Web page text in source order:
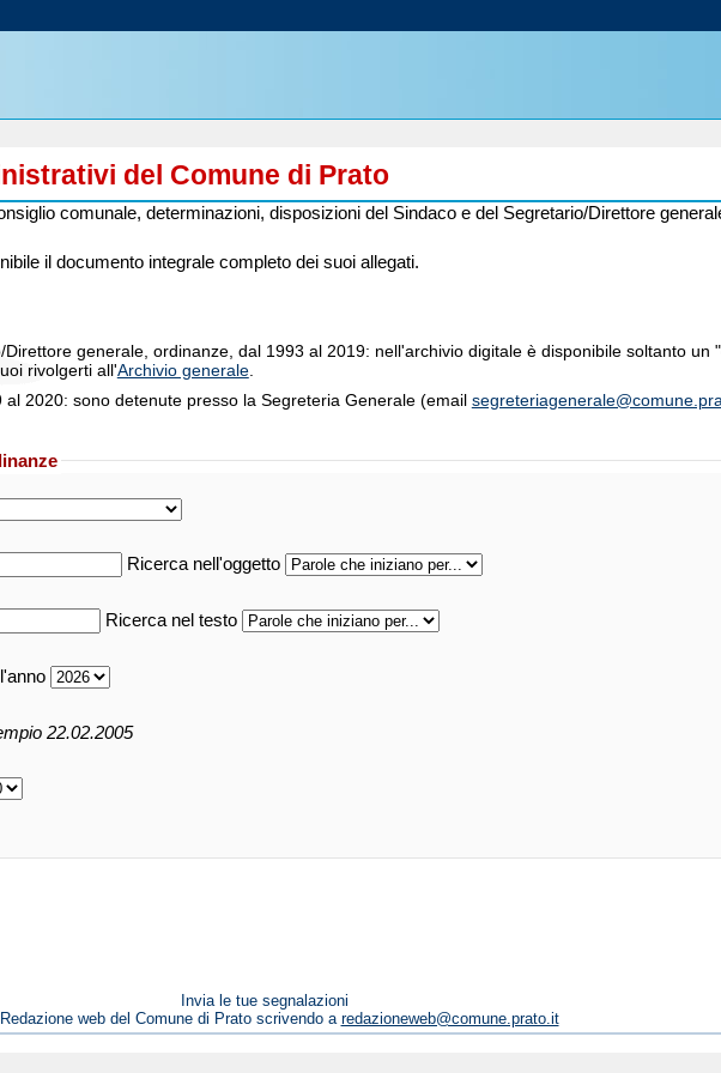
del Comune di Prato
comunale, determinazioni, disposizioni del Sindaco e del Segretario/Direttore
il documento integrale completo dei suoi allegati.
generale, ordinanze, dal 1993 al 2019: nell'archivio digitale è disponibile soltanto
rivolgerti all'Archivio generale.
2020: sono detenute presso la Segreteria Generale (email
Ricerca nell'oggetto
Ricerca nel testo
22.02.2005
Invia le tue segnalazioni
web del Comune di Prato scrivendo aredazioneweb@comune.prato.it